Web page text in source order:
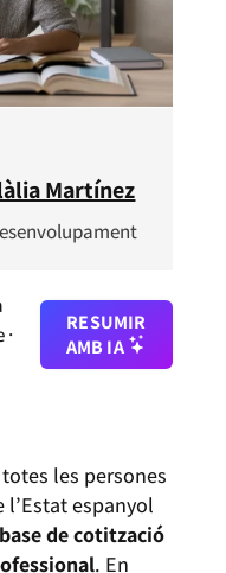
Martínez
RESUMIR
AMB IA
totes les persones
espanyol
de cotització
. En